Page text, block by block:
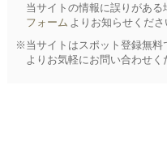
当サイトの情報に誤りがあ
フォーム よりお知らせくださ
※当サイトはスポット登録無料
よりお気軽にお問い合わせく